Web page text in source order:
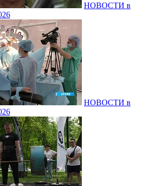
НОВОСТИ в
НОВОСТИ в